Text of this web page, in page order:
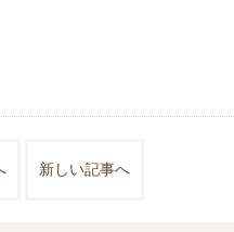
新しい記事へ